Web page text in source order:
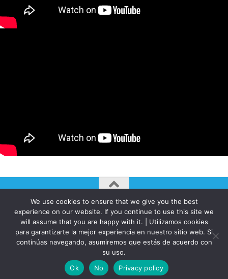
AUTOGIRO/el giro del arte actual © JAVIER MARTINEZ 2026. All
Rights Reserved.
Funciona con - Diseñado con elTema Hueman
We use cookies to ensure that we give you the best
experience on our website. If you continue to use this site we
will assume that you are happy with it. | Utilizamos cookies
para garantizarte la mejor experiencia en nuestro sitio web. Si
continúas navegando, asumiremos que estás de acuerdo con
su uso.
Ok
No Privacy policy